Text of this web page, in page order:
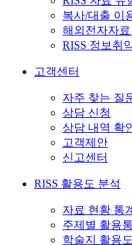
복사/대출 이
해외전자자
RISS 정보취
고객센터
자주 찾는 질
상담 신청
상담 내역 확
고객제안
신고센터
RISS 활용도 분석
자료 현황 통계
주제별 활용
학술지 활용